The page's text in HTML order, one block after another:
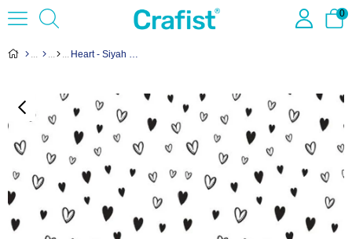
0
Heart - Siyah Sır Altı Transfer Kağıdı 24x16cm